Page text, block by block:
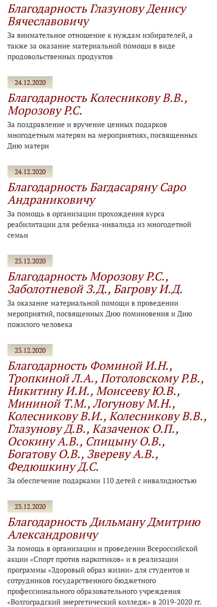
Благодарность Глазунову Денису
Вячеславовичу
За внимательное отношение к нуждам избирателей, а
также за оказание материальной помощи в виде
продовольственных продуктов
24.12.2020
Благодарность Колесникову В.В.,
Морозову Р.С.
За поздравление и вручение ценных подарков
многодетным матерям на мероприятиях, посвященных
Дню матери
24.12.2020
Благодарность Багдасаряну Саро
Андраниковичу
За помощь в организации прохождения курса
реабилитации для ребенка-инвалида из многодетной
семьи
23.12.2020
Благодарность Морозову Р.С.,
Заболотневой З.Д., Багрову И.Д.
За оказание материальной помощи в проведении
мероприятий, посвященных Дню поминовения и Дню
пожилого человека
23.12.2020
Благодарность Фоминой И.Н.,
Тропкиной Л.А., Потоловскому Р.В.,
Никитину И.И., Моисееву Ю.В.,
Мининой Т.М., Логунову М.Н.,
Колесникову В.И., Колесникову В.В.,
Глазунову Д.В., Казаченок О.П.,
Осокину А.В., Спицыну О.В.,
Богатову О.В., Звереву А.В.,
Федюшкину Д.С.
За обеспечение подарками 110 детей с инвалидностью
23.12.2020
Благодарность Дильману Дмитрию
Александровичу
За помощь в организации и проведении Всероссийской
акции «Спорт против наркотиков» и в реализации
программы «Здоровый образ жизни» для студентов и
сотрудников государственного бюджетного
профессионального образовательного учреждения
«Волгоградский энергетический колледж» в 2019-2020 гг.